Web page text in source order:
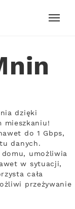
dzięki
mieszkaniu!
do 1 Gbps,
danych.
umożliwia
w sytuacji,
cała
przeżywanie